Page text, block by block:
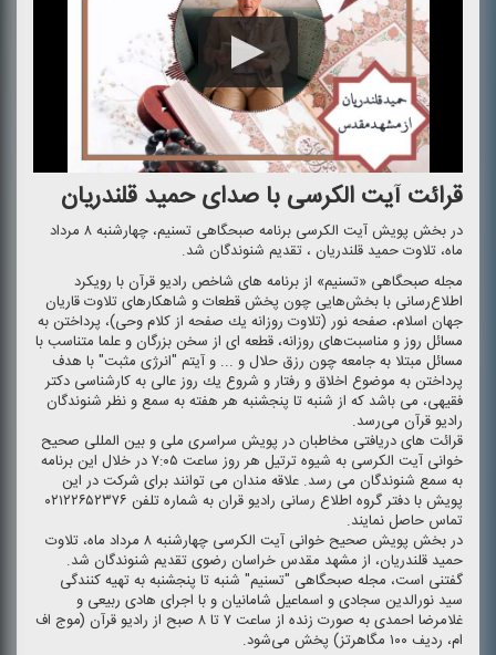
قرائت آیت الكرسی با صدای حمید قلندریان
در بخش پویش آیت الكرسی برنامه صبحگاهی تسنیم، چهارشنبه ۸ مرداد
ماه، تلاوت حمید قلندریان ، تقدیم شنوندگان شد.
مجله صبحگاهی «تسنیم» از برنامه های شاخص رادیو قرآن با رویكرد
اطلاع‌رسانی با بخش‌هایی چون پخش قطعات و شاهكارهای تلاوت قاریان
جهان اسلام، صفحه نور (تلاوت روزانه یك صفحه از كلام وحی)، پرداختن به
مسائل روز و مناسبت‌های روزانه، قطعه ای از سخن بزرگان و علما متناسب با
مسائل مبتلا به جامعه چون رزق حلال و ... و آیتم "انرژی مثبت" با هدف
پرداختن به موضوع اخلاق و رفتار و شروع یك روز عالی به كارشناسی دكتر
فقیهی، می باشد كه از شنبه تا پنجشنبه هر هفته به سمع و نظر شنوندگان
رادیو قرآن می‌رسد.
قرائت های دریافتی مخاطبان در پویش سراسری ملی و بین المللی صحیح
خوانی آیت الكرسی به شیوه ترتیل هر روز ساعت ۷:۰۵ در خلال این برنامه
به سمع شنوندگان می رسد. علاقه مندان می توانند برای شركت در این
پویش با دفتر گروه اطلاع رسانی رادیو قران به شماره تلفن ۰۲۱۲۲۶۵۲۳۷۶
تماس حاصل نمایند.
در بخش پویش صحیح خوانی آیت الكرسی چهارشنبه ۸ مرداد ماه، تلاوت
حمید قلندریان، از مشهد مقدس خراسان رضوی تقدیم شنوندگان شد.
گفتنی است، مجله صبحگاهی "تسنیم" شنبه تا پنجشنبه به تهیه كنندگی
سید نورالدین سجادی و اسماعیل شامانیان و با اجرای هادی ربیعی و
غلامرضا احمدی به صورت زنده از ساعت ۷ تا ۸ صبح از رادیو قرآن (موج اف
ام، ردیف ۱۰۰ مگاهرتز) پخش می‌شود.